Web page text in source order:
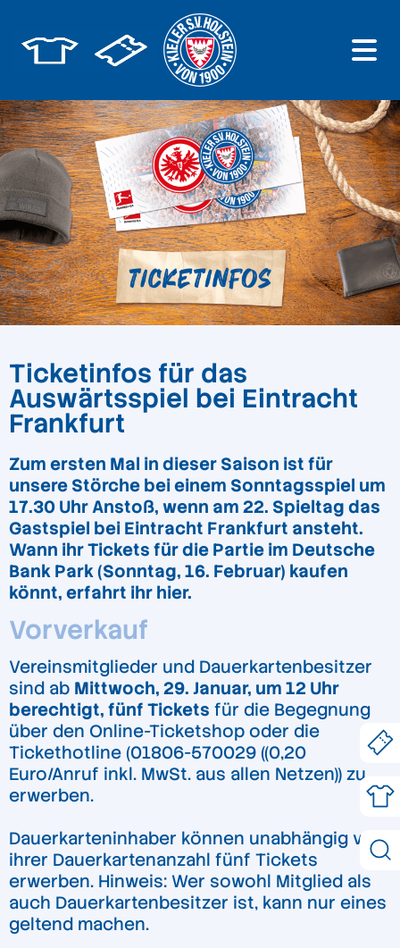
Ticketinfos für das
Auswärtsspiel bei Eintracht
Frankfurt
Zum ersten Mal in dieser Saison ist für
unsere Störche bei einem Sonntagsspiel um
17.30 Uhr Anstoß, wenn am 22. Spieltag das
Gastspiel bei Eintracht Frankfurt ansteht.
Wann ihr Tickets für die Partie im Deutsche
Bank Park (Sonntag, 16. Februar) kaufen
könnt, erfahrt ihr hier.
Vorverkauf
Vereinsmitglieder und Dauerkartenbesitzer
sind ab Mittwoch, 29. Januar, um 12 Uhr
berechtigt, fünf Tickets für die Begegnung
über den Online-Ticketshop oder die
Tickethotline (01806-570029 ((0,20
Euro/Anruf inkl. MwSt. aus allen Netzen)) zu
erwerben.
Dauerkarteninhaber können unabhängig von
ihrer Dauerkartenanzahl fünf Tickets
erwerben. Hinweis: Wer sowohl Mitglied als
auch Dauerkartenbesitzer ist, kann nur eines
geltend machen.